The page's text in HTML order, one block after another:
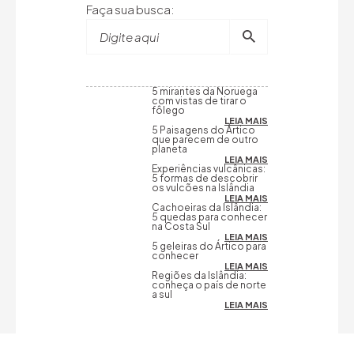
Faça sua busca:
5 mirantes da Noruega
com vistas de tirar o
fôlego
LEIA MAIS
5 Paisagens do Ártico
que parecem de outro
planeta
LEIA MAIS
Experiências vulcânicas:
5 formas de descobrir
os vulcões na Islândia
LEIA MAIS
Cachoeiras da Islândia:
5 quedas para conhecer
na Costa Sul
LEIA MAIS
5 geleiras do Ártico para
conhecer
LEIA MAIS
Regiões da Islândia:
conheça o país de norte
a sul
LEIA MAIS